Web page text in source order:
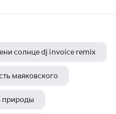
солнце dj invoice remix
маяковского
природы